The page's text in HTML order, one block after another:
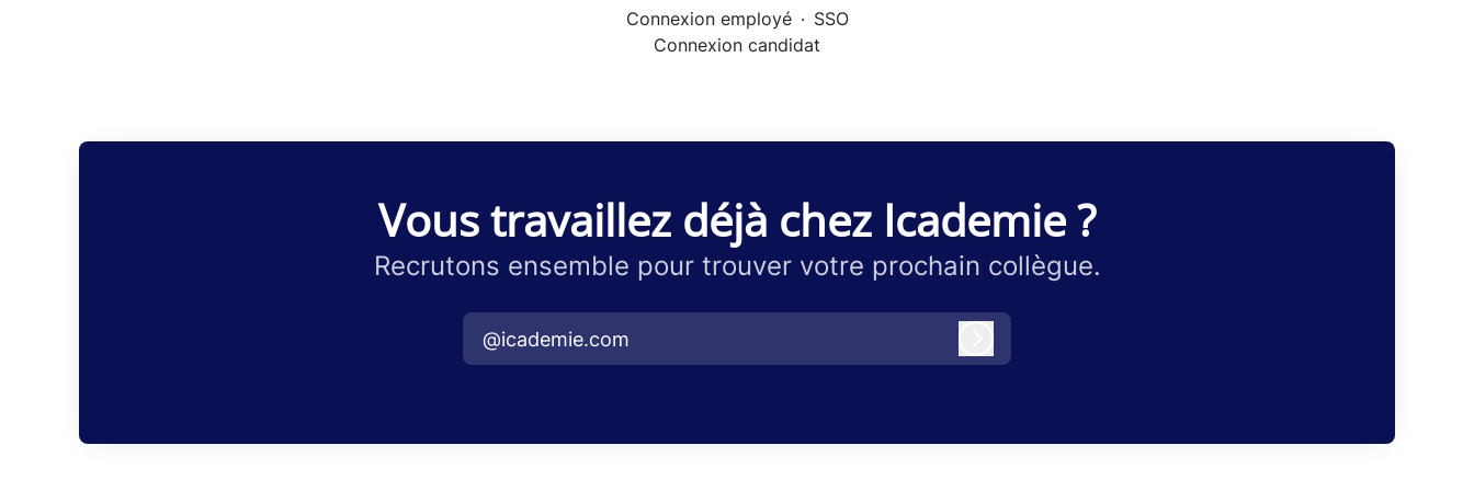
Connexion employé · SSO
Connexion candidat
Vous travaillez déjà chez Icademie ?
Recrutons ensemble pour trouver votre prochain collègue.
@icademie.com